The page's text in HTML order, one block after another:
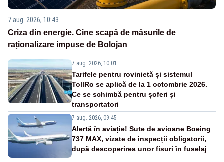
7 aug. 2026, 10:43
Criza din energie. Cine scapă de măsurile de
raționalizare impuse de Bolojan
7 aug. 2026, 10:01
Tarifele pentru rovinietă și sistemul
TollRo se aplică de la 1 octombrie 2026.
Ce se schimbă pentru șoferi și
transportatori
7 aug. 2026, 09:45
Alertă în aviație! Sute de avioane Boeing
737 MAX, vizate de inspecții obligatorii,
după descoperirea unor fisuri în fuselaj